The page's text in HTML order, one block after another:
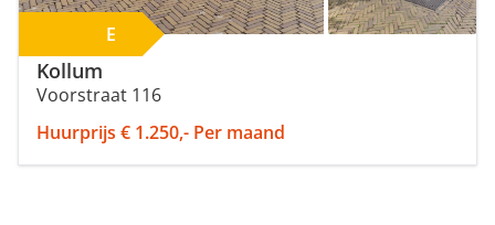
E
Kollum
Voorstraat 116
Huurprijs € 1.250,- Per maand